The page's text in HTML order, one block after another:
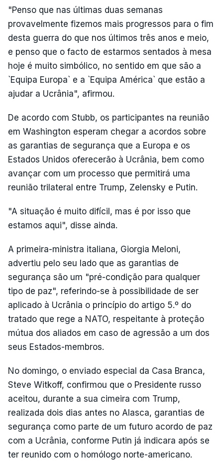
"Penso que nas últimas duas semanas
provavelmente fizemos mais progressos para o fim
desta guerra do que nos últimos três anos e meio,
e penso que o facto de estarmos sentados à mesa
hoje é muito simbólico, no sentido em que são a
`Equipa Europa` e a `Equipa América` que estão a
ajudar a Ucrânia", afirmou.
De acordo com Stubb, os participantes na reunião
em Washington esperam chegar a acordos sobre
as garantias de segurança que a Europa e os
Estados Unidos oferecerão à Ucrânia, bem como
avançar com um processo que permitirá uma
reunião trilateral entre Trump, Zelensky e Putin.
"A situação é muito difícil, mas é por isso que
estamos aqui", disse ainda.
A primeira-ministra italiana, Giorgia Meloni,
advertiu pelo seu lado que as garantias de
segurança são um "pré-condição para qualquer
tipo de paz", referindo-se à possibilidade de ser
aplicado à Ucrânia o princípio do artigo 5.º do
tratado que rege a NATO, respeitante à proteção
mútua dos aliados em caso de agressão a um dos
seus Estados-membros.
No domingo, o enviado especial da Casa Branca,
Steve Witkoff, confirmou que o Presidente russo
aceitou, durante a sua cimeira com Trump,
realizada dois dias antes no Alasca, garantias de
segurança como parte de um futuro acordo de paz
com a Ucrânia, conforme Putin já indicara após se
ter reunido com o homólogo norte-americano.